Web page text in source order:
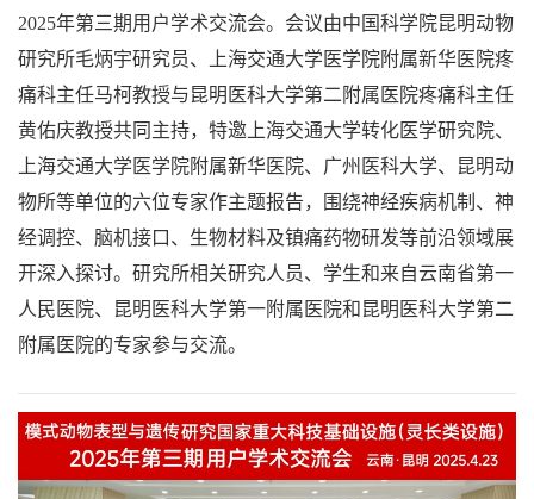
2025年第三期用户学术交流会。会议由中国科学院昆明动物
研究所毛炳宇研究员、上海交通大学医学院附属新华医院疼
痛科主任马柯教授与昆明医科大学第二附属医院疼痛科主任
黄佑庆教授共同主持，特邀上海交通大学转化医学研究院、
上海交通大学医学院附属新华医院、广州医科大学、昆明动
物所等单位的六位专家作主题报告，围绕神经疾病机制、神
经调控、脑机接口、生物材料及镇痛药物研发等前沿领域展
开深入探讨。研究所相关研究人员、学生和来自云南省第一
人民医院、昆明医科大学第一附属医院和昆明医科大学第二
附属医院的专家参与交流。